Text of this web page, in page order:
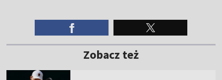
Zobacz też